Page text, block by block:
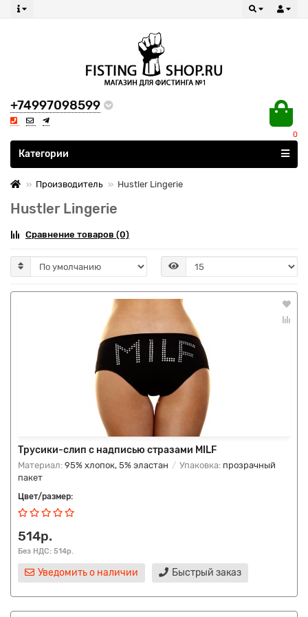
+74997098599
0
Все категории
Категории
Производитель Hustler Lingerie
Hustler Lingerie
Сравнение товаров (0)
Трусики-слип с надписью стразами MILF
Материал: 95% хлопок, 5% эластан Упаковка: прозрачный
пакет
Цвет/размер:
514р.
Без НДС: 514р.
Уведомить о наличии Быстрый заказ